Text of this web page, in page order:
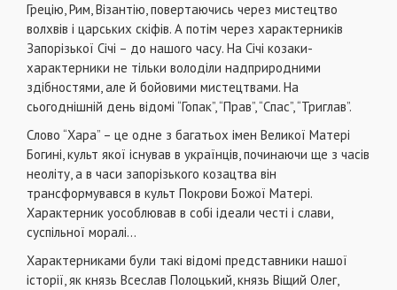
Грецію, Рим, Візантію, повертаючись через мистецтво
волхвів і царських скіфів. А потім через характерників
Запорізької Січі – до нашого часу. На Січі козаки-
характерники не тільки володіли надприродними
здібностями, але й бойовими мистецтвами. На
сьогоднішній день відомі “Гопак”, “Прав”, “Спас”, “Триглав”.
Cлово “Хара” – це одне з багатьох імен Великої Матері
Богині, культ якої існував в українців, починаючи ще з часів
неоліту, а в часи запорізького козацтва він
трансформувався в культ Покрови Божої Матері.
Характерник уособлював в собі ідеали честі і слави,
суспільної моралі…
Характерниками були такі відомі представники нашої
історії, як князь Всеслав Полоцький, князь Віщий Олег,